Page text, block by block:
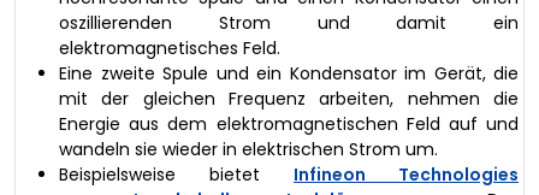
oszillierenden Strom und damit ein
elektromagnetisches Feld.
Eine zweite Spule und ein Kondensator im Gerät, die
mit der gleichen Frequenz arbeiten, nehmen die
Energie aus dem elektromagnetischen Feld auf und
wandeln sie wieder in elektrischen Strom um.
Beispielsweise bietet Infineon Technologies